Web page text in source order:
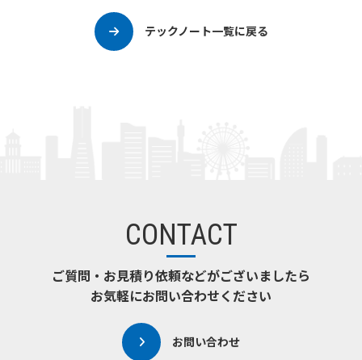
テックノート一覧に戻る
CONTACT
ご質問・お見積り依頼などがございましたら
お気軽にお問い合わせください
お問い合わせ